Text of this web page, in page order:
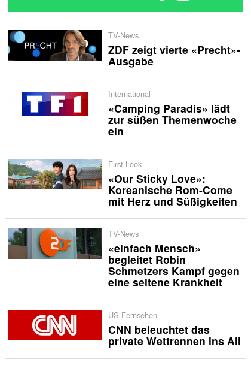
TV-News
ZDF zeigt vierte «Precht»-
Ausgabe
International
«Camping Paradis» lädt
zur süßen Themenwoche
ein
First Look
«Our Sticky Love»:
Koreanische Rom-Come
mit Herz und Süßigkeiten
TV-News
«einfach Mensch»
begleitet Robin
Schmetzers Kampf gegen
eine seltene Krankheit
US-Fernsehen
CNN beleuchtet das
private Wettrennen ins All